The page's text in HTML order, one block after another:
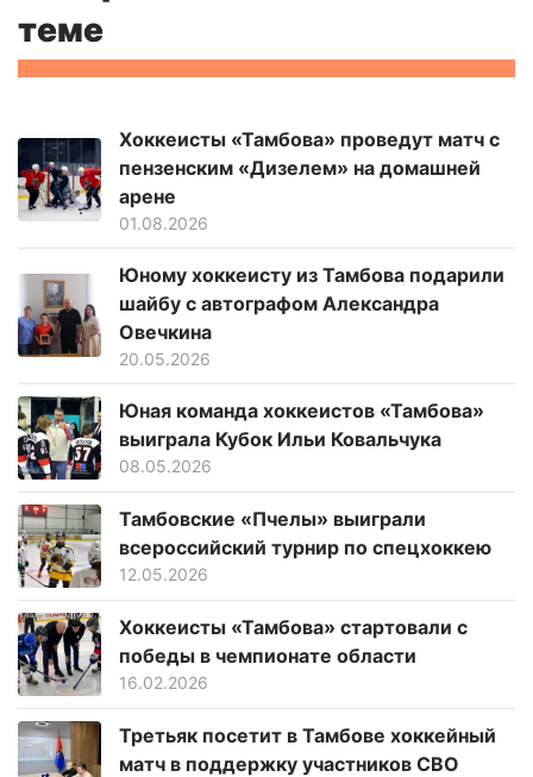
теме
Хоккеисты «Тамбова» проведут матч с
пензенским «Дизелем» на домашней
арене
01.08.2026
Юному хоккеисту из Тамбова подарили
шайбу с автографом Александра
Овечкина
20.05.2026
Юная команда хоккеистов «Тамбова»
выиграла Кубок Ильи Ковальчука
08.05.2026
Тамбовские «Пчелы» выиграли
всероссийский турнир по спецхоккею
12.05.2026
Хоккеисты «Тамбова» стартовали с
победы в чемпионате области
16.02.2026
Третьяк посетит в Тамбове хоккейный
матч в поддержку участников СВО